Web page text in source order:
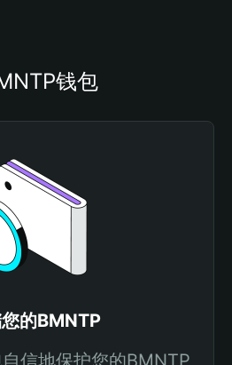
钱包
的BMNTP
信地保护您的BMNTP